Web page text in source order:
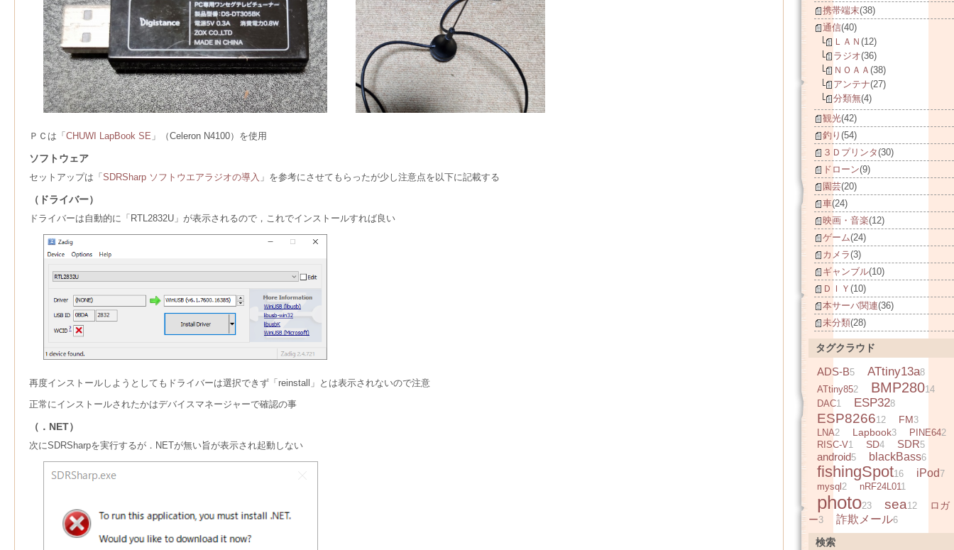
ＰＣは「 CHUWI LapBook SE 」（Celeron N4100）を使用
ソフトウェア
セットアップは「 SDRSharp ソフトウエアラジオの導入 」を参考にさせてもらったが少し注意点を以下に記載する
（ドライバー）
ドライバーは自動的に「RTL2832U」が表示されるので，これでインストールすれば良い
再度インストールしようとしてもドライバーは選択できず「reinstall」とは表示されないので注意
正常にインストールされたかはデバイスマネージャーで確認の事
（．NET）
次にSDRSharpを実行するが．NETが無い旨が表示され起動しない
携帯端末(38)
通信(40)
ＬＡＮ (12)
ラジオ(36)
ＮＯＡＡ (38)
アンテナ(27)
分類無(4)
観光(42)
釣り (54)
３Ｄプリンタ(30)
ドローン(9)
園芸(20)
車(24)
映画・音楽(12)
ゲーム(24)
カメラ(3)
ギャンブル(10)
ＤＩＹ (10)
本サーバ関連(36)
未分類(28)
タグクラウド
ADS-B5 ATtiny13a8
ATtiny852 BMP28014
DAC1 ESP328
ESP826612 FM3
LNA2 Lapbook3 PINE642
RISC-V1 SD4 SDR5
android5 blackBass6
fishingSpot16 iPod7
mysql 2 nRF24L011
photo23 sea12
ロガ
ー3 詐欺メール6
検索